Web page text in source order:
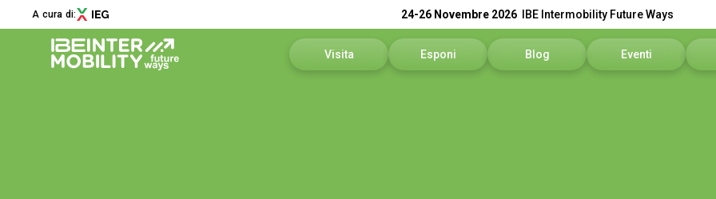
A cura di: 24-26 Novembre 2026 IBE Intermobility Future Ways
Visita Esponi Blog Eventi